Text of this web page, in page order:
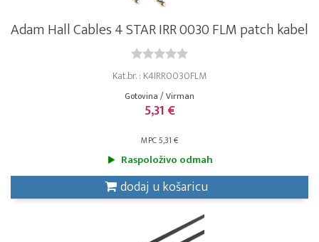
Adam Hall Cables 4 STAR IRR 0030 FLM patch kabel
Kat.br. : K4IRR0030FLM
Gotovina / Virman
5,31 €
MPC 5,31 €
Raspoloživo odmah
dodaj u košaricu